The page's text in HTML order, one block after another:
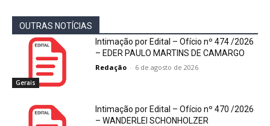
OUTRAS NOTÍCIAS
Gerais
Intimação por Edital – Ofício nº 474 /2026
– EDER PAULO MARTINS DE CAMARGO
Redação - 6 de agosto de 2026
Intimação por Edital – Ofício nº 470 /2026
– WANDERLEI SCHONHOLZER